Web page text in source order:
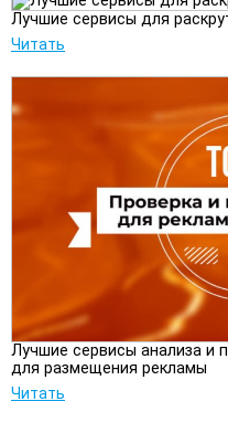
Лучшие сервисы для
Читать
Лучшие сервисы анализа и
для размещения рекламы
Читать